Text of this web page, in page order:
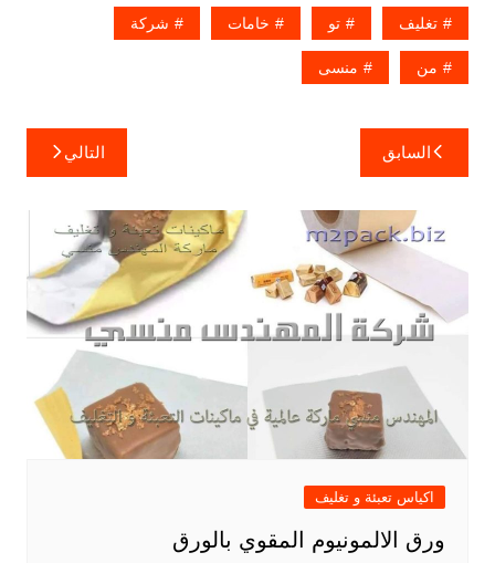
تغليف تو خامات شركة
من منسى
تصفّح
المقالات
السابق التالي
اكياس تعبئة و تغليف
ورق الالمونيوم المقوي بالورق